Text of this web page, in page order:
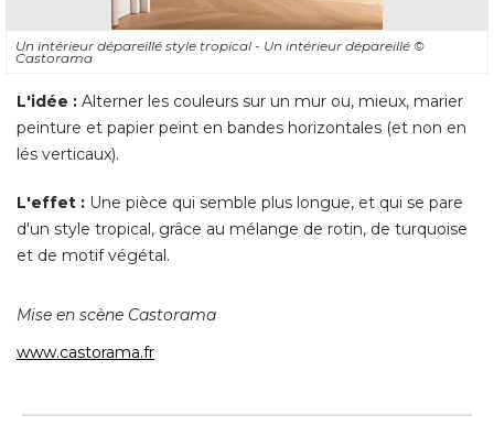
Un intérieur dépareillé style tropical - Un intérieur dépareillé ©
Castorama
L'idée : Alterner les couleurs sur un mur ou, mieux, marier
peinture et papier peint en bandes horizontales (et non en
lés verticaux).
L'effet : Une pièce qui semble plus longue, et qui se pare
d'un style tropical, grâce au mélange de rotin, de turquoise
et de motif végétal.
Mise en scène Castorama
www.castorama.fr